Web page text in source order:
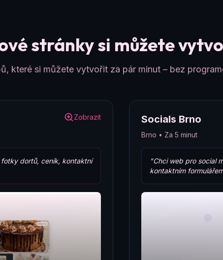
stránky si můžete
které si můžete vytvořit za pár minut – bez
Zobrazit
dortů, ceník, kontaktní
Socials Brno
Brno • Za 5 minut
"Chci web pro social
kontaktním